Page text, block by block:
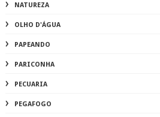
NATUREZA
OLHO D'ÁGUA
PAPEANDO
PARICONHA
PECUARIA
PEGAFOGO